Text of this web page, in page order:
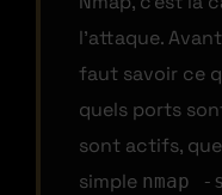
l’attaque.
faut savoir ce
quels ports
sont actifs,
simple nmap